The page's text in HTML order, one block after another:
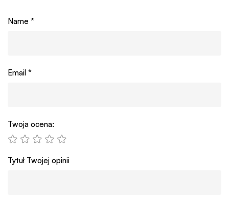
Name *
Email *
Twoja ocena:
Tytuł Twojej opinii